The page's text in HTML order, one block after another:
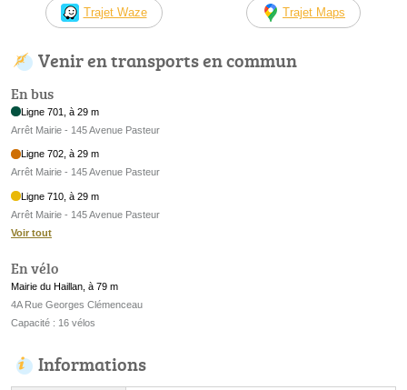
Trajet Waze Trajet Maps
Venir en transports en commun
En bus
Ligne 701, à 29 m
Arrêt Mairie - 145 Avenue Pasteur
Ligne 702, à 29 m
Arrêt Mairie - 145 Avenue Pasteur
Ligne 710, à 29 m
Arrêt Mairie - 145 Avenue Pasteur
Voir tout
En vélo
Mairie du Haillan, à 79 m
4A Rue Georges Clémenceau
Capacité : 16 vélos
Informations